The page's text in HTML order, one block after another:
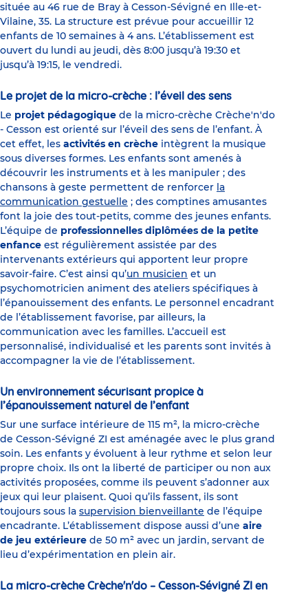
située au 46 rue de Bray à Cesson-Sévigné en Ille-et-
Vilaine, 35. La structure est prévue pour accueillir 12
enfants de 10 semaines à 4 ans. L’établissement est
ouvert du lundi au jeudi, dès 8:00 jusqu’à 19:30 et
jusqu’à 19:15, le vendredi.
Le projet de la micro-crèche : l’éveil des sens
Le projet pédagogique de la micro-crèche Crèche'n'do
- Cesson est orienté sur l’éveil des sens de l’enfant. À
cet effet, les activités en crèche intègrent la musique
sous diverses formes. Les enfants sont amenés à
découvrir les instruments et à les manipuler ; des
chansons à geste permettent de renforcer la
communication gestuelle ; des comptines amusantes
font la joie des tout-petits, comme des jeunes enfants.
L’équipe de professionnelles diplômées de la petite
enfance est régulièrement assistée par des
intervenants extérieurs qui apportent leur propre
savoir-faire. C’est ainsi qu’un musicien et un
psychomotricien animent des ateliers spécifiques à
l’épanouissement des enfants. Le personnel encadrant
de l’établissement favorise, par ailleurs, la
communication avec les familles. L’accueil est
personnalisé, individualisé et les parents sont invités à
accompagner la vie de l’établissement.
Un environnement sécurisant propice à
l’épanouissement naturel de l’enfant
Sur une surface intérieure de 115 m², la micro-crèche
de Cesson-Sévigné ZI est aménagée avec le plus grand
soin. Les enfants y évoluent à leur rythme et selon leur
propre choix. Ils ont la liberté de participer ou non aux
activités proposées, comme ils peuvent s’adonner aux
jeux qui leur plaisent. Quoi qu’ils fassent, ils sont
toujours sous la supervision bienveillante de l’équipe
encadrante. L’établissement dispose aussi d’une aire
de jeu extérieure de 50 m² avec un jardin, servant de
lieu d’expérimentation en plein air.
La micro-crèche Crèche'n'do – Cesson-Sévigné ZI en